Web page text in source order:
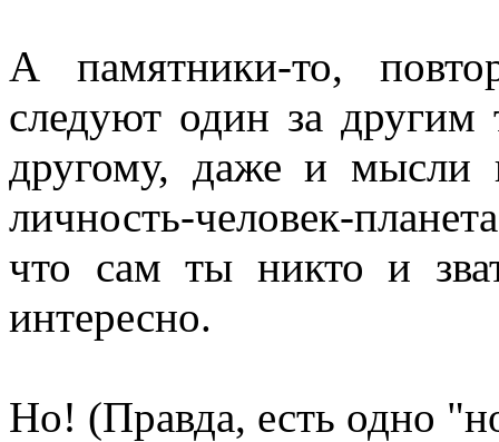
А памятники-то,
следуют один за другим
другому, даже и мысли
личность-человек-
что сам ты никто и
интересно.
Но! (Правда, есть одно